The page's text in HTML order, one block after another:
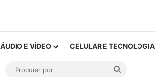
ÁUDIO E VÍDEO CELULAR E TECNOLOGIA